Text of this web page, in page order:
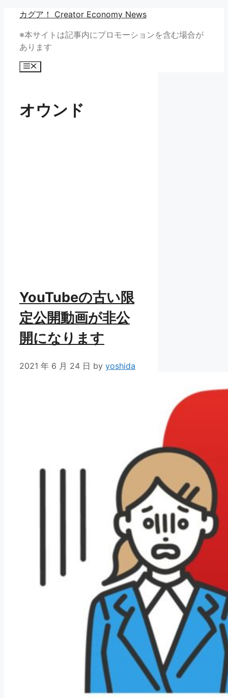
カグア！ Creator Economy News
※本サイトは記事内にプロモーションを含む場合が
あります
メ
オウンド
YouTubeの古い限
定公開動画が非公
開になります
2021 年 6 月 24 日 by yoshida